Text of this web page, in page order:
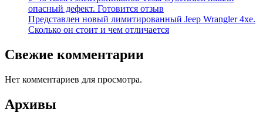
опасный дефект. Готовится отзыв
Представлен новый лимитированный Jeep Wrangler 4xe.
Сколько он стоит и чем отличается
Свежие комментарии
Нет комментариев для просмотра.
Архивы